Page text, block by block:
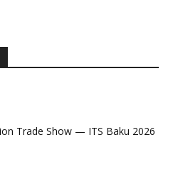
Trade Show — ITS Baku 2026